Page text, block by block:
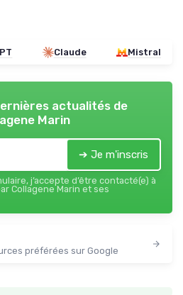
Claude Mistral
actualités de
Marin
➔ Je m'inscris
j’accepte d’être contacté(e) à
Collagene Marin et ses
préférées sur Google